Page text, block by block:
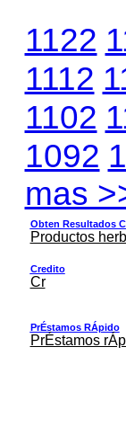
1122
1112
1102
1092
mas
Obten Resultados
Productos
Credito
Cr
PrÉstamos RÁpido
PrÉstamos